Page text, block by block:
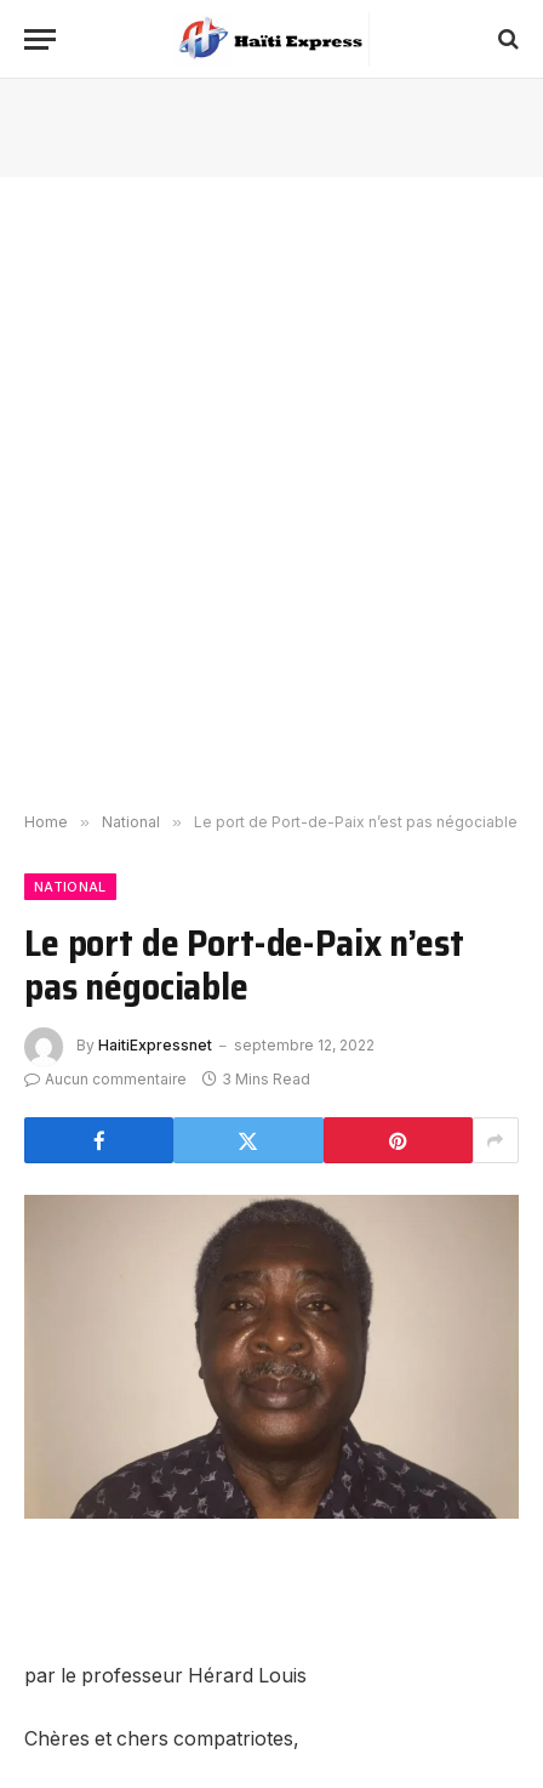
Home » National » Le port de Port-de-Paix n’est pas négociable
NATIONAL
Le port de Port-de-Paix n’est
pas négociable
By HaitiExpressnet
septembre 12, 2022
Aucun commentaire
3 Mins Read
par le professeur Hérard Louis
Chères et chers compatriotes,